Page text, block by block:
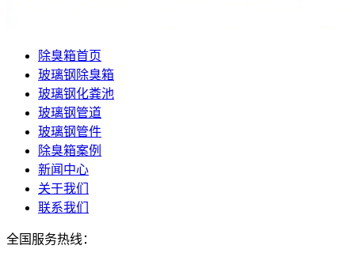
除臭箱首页
玻璃钢除臭箱
玻璃钢化粪池
玻璃钢管道
玻璃钢管件
除臭箱案例
新闻中心
关于我们
联系我们
全国服务热线：